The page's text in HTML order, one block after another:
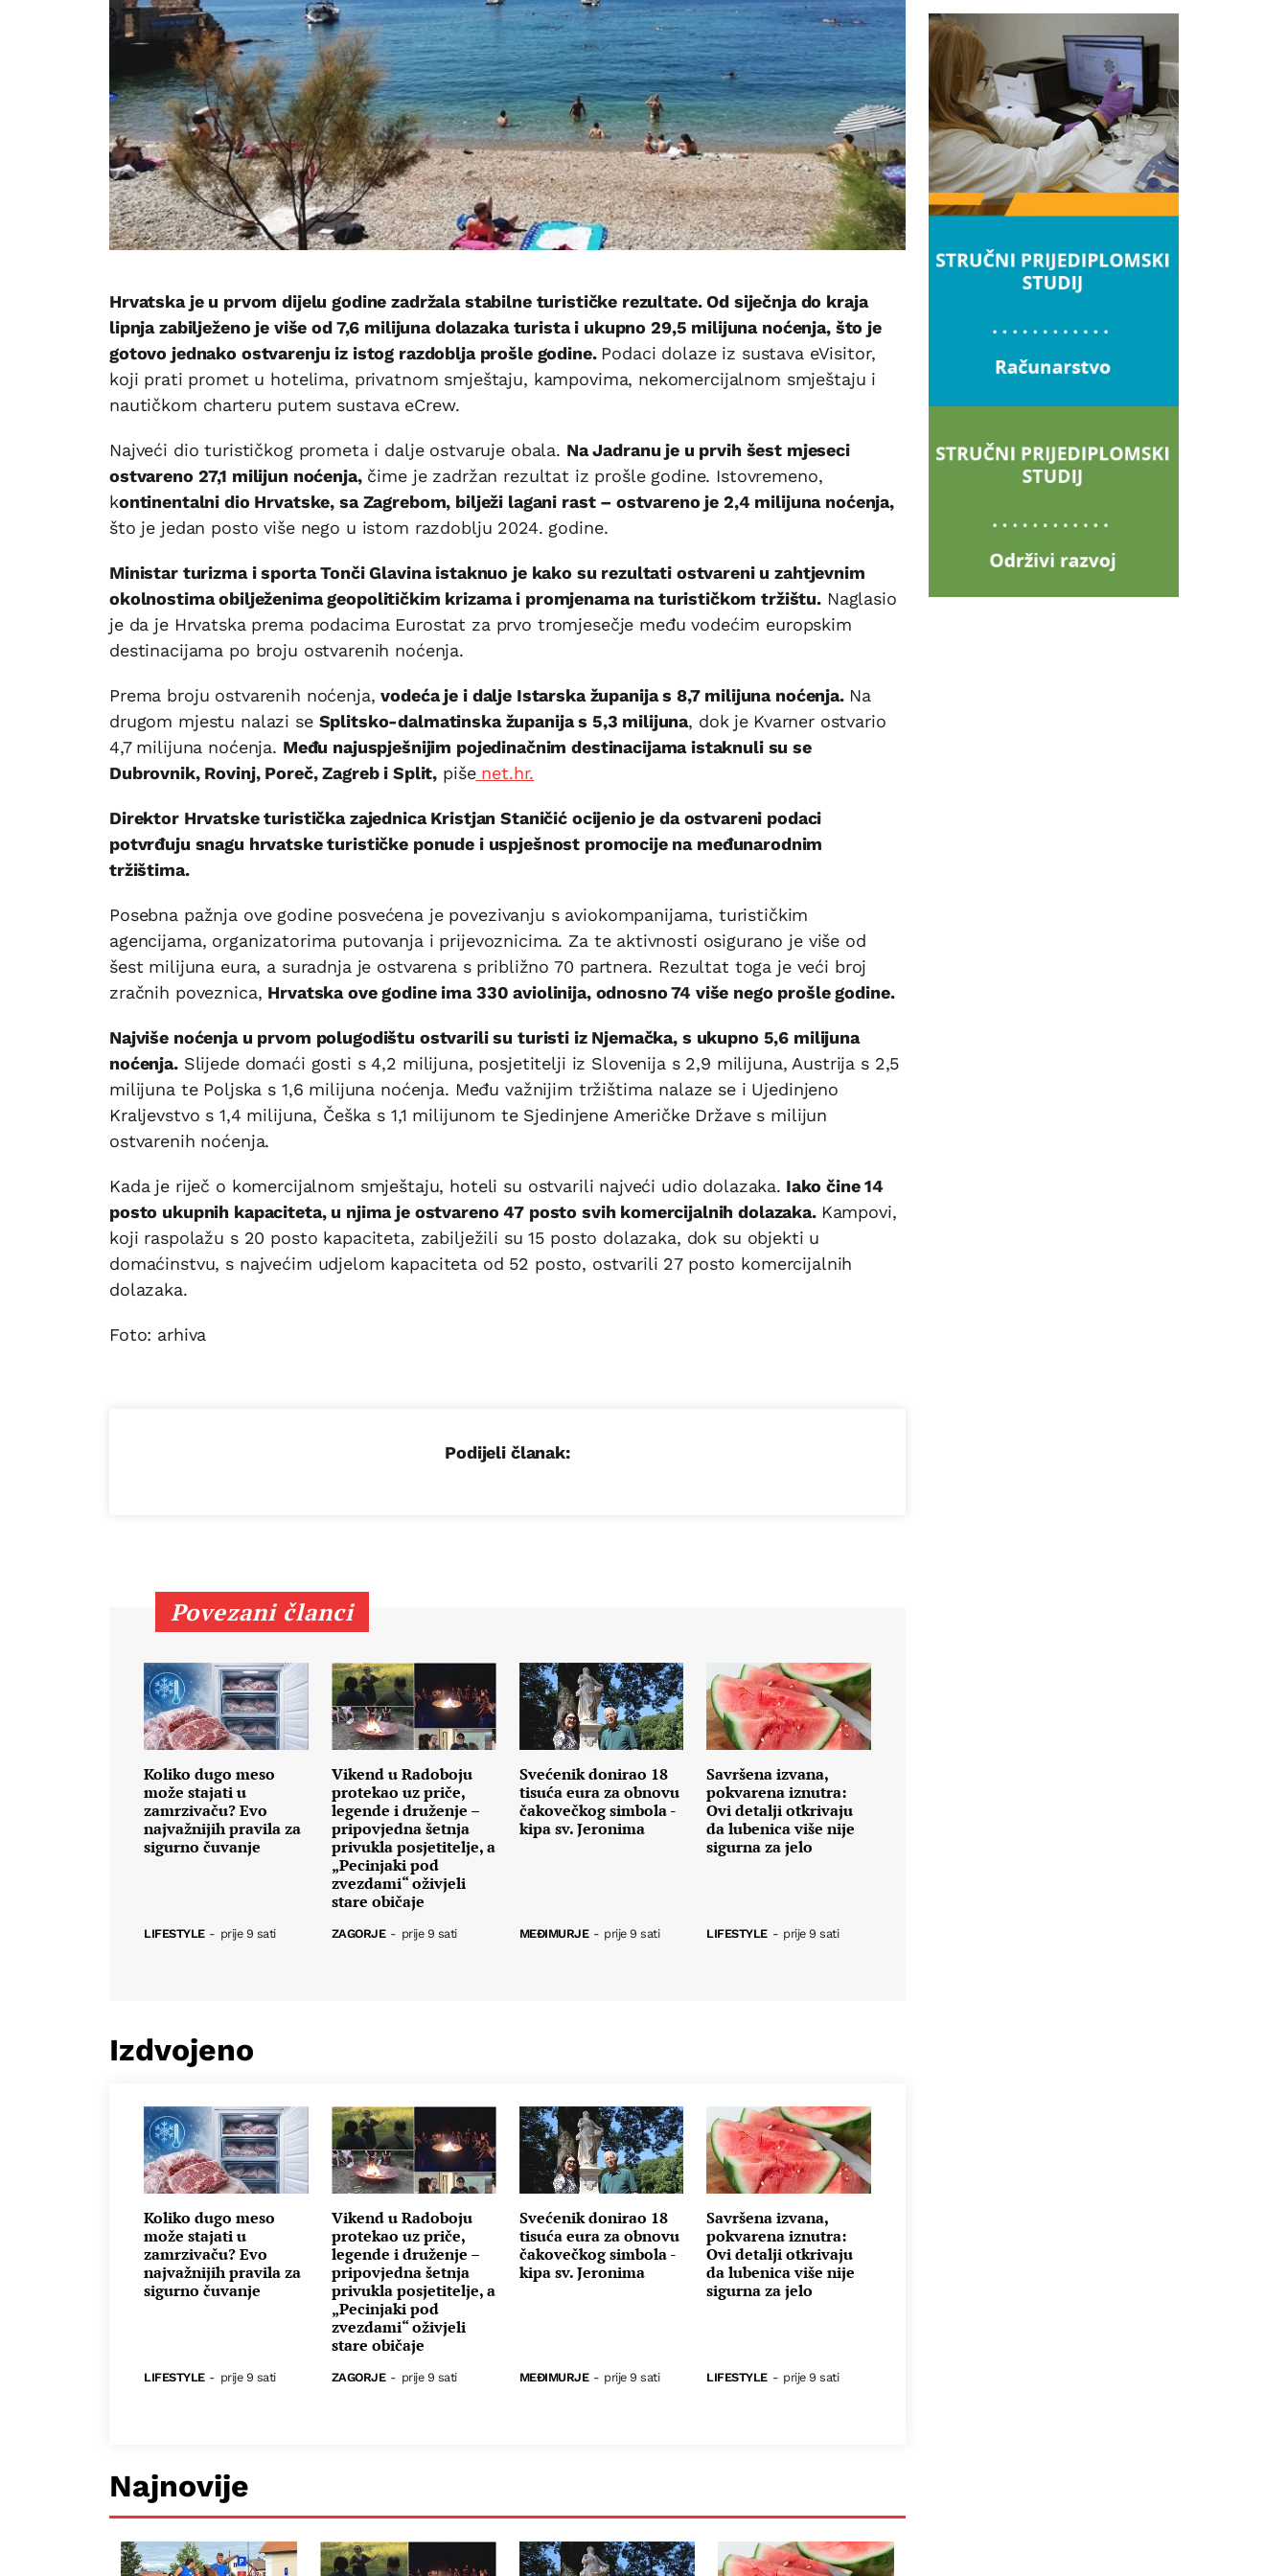
Hrvatska je u prvom dijelu godine zadržala stabilne turističke rezultate. Od siječnja do kraja
lipnja zabilježeno je više od 7,6 milijuna dolazaka turista i ukupno 29,5 milijuna noćenja, što je
gotovo jednako ostvarenju iz istog razdoblja prošle godine. Podaci dolaze iz sustava eVisitor,
koji prati promet u hotelima, privatnom smještaju, kampovima, nekomercijalnom smještaju i
nautičkom charteru putem sustava eCrew.
Najveći dio turističkog prometa i dalje ostvaruje obala. Na Jadranu je u prvih šest mjeseci
ostvareno 27,1 milijun noćenja,čime je zadržan rezultat iz prošle godine. Istovremeno,
kontinentalni dio Hrvatske, sa Zagrebom, bilježi lagani rast – ostvareno je 2,4 milijuna noćenja,
što je jedan posto više nego u istom razdoblju 2024. godine.
Ministar turizma i sporta Tonči Glavina istaknuo je kako su rezultati ostvareni u zahtjevnim
okolnostima obilježenima geopolitičkim krizama i promjenama na turističkom tržištu. Naglasio
je da je Hrvatska prema podacima Eurostat za prvo tromjesečje među vodećim europskim
destinacijama po broju ostvarenih noćenja.
Prema broju ostvarenih noćenja,vodeća je i dalje Istarska županija s 8,7 milijuna noćenja. Na
drugom mjestu nalazi se Splitsko-dalmatinska županija s 5,3 milijuna, dok je Kvarner ostvario
4,7 milijuna noćenja. Među najuspješnijim pojedinačnim destinacijama istaknuli su se
Dubrovnik, Rovinj, Poreč, Zagreb i Split, pišenet.hr.
Direktor Hrvatske turistička zajednica Kristjan Staničić ocijenio je da ostvareni podaci
potvrđuju snagu hrvatske turističke ponude i uspješnost promocije na međunarodnim
tržištima.
Posebna pažnja ove godine posvećena je povezivanju s aviokompanijama, turističkim
agencijama, organizatorima putovanja i prijevoznicima. Za te aktivnosti osigurano je više od
šest milijuna eura, a suradnja je ostvarena s približno 70 partnera. Rezultat toga je veći broj
zračnih poveznica, Hrvatska ove godine ima 330 aviolinija, odnosno 74 više nego prošle godine.
Najviše noćenja u prvom polugodištu ostvarili su turisti iz Njemačka, s ukupno 5,6 milijuna
noćenja.Slijede domaći gosti s 4,2 milijuna, posjetitelji iz Slovenija s 2,9 milijuna, Austrija s 2,5
milijuna te Poljska s 1,6 milijuna noćenja. Među važnijim tržištima nalaze se i Ujedinjeno
Kraljevstvo s 1,4 milijuna, Češka s 1,1 milijunom te Sjedinjene Američke Države s milijun
ostvarenih noćenja.
Kada je riječ o komercijalnom smještaju, hoteli su ostvarili najveći udio dolazaka. Iako čine 14
posto ukupnih kapaciteta, u njima je ostvareno 47 posto svih komercijalnih dolazaka. Kampovi,
koji raspolažu s 20 posto kapaciteta, zabilježili su 15 posto dolazaka, dok su objekti u
domaćinstvu, s najvećim udjelom kapaciteta od 52 posto, ostvarili 27 posto komercijalnih
dolazaka.
Foto: arhiva
Podijeli članak:
Povezani članci
Koliko dugo meso
može stajati u
zamrzivaču? Evo
najvažnijih pravila za
sigurno čuvanje
LIFESTYLE - prije 9 sati
Vikend u Radoboju
protekao uz priče,
legende i druženje –
pripovjedna šetnja
privukla posjetitelje, a
„Pecinjaki pod
zvezdami“ oživjeli
stare običaje
ZAGORJE - prije 9 sati
Svećenik donirao 18
tisuća eura za obnovu
čakovečkog simbola -
kipa sv. Jeronima
MEĐIMURJE - prije 9 sati
Savršena izvana,
pokvarena iznutra:
Ovi detalji otkrivaju
da lubenica više nije
sigurna za jelo
LIFESTYLE - prije 9 sati
Izdvojeno
Koliko dugo meso
može stajati u
zamrzivaču? Evo
najvažnijih pravila za
sigurno čuvanje
LIFESTYLE - prije 9 sati
Vikend u Radoboju
protekao uz priče,
legende i druženje –
pripovjedna šetnja
privukla posjetitelje, a
„Pecinjaki pod
zvezdami“ oživjeli
stare običaje
ZAGORJE - prije 9 sati
Svećenik donirao 18
tisuća eura za obnovu
čakovečkog simbola -
kipa sv. Jeronima
MEĐIMURJE - prije 9 sati
Savršena izvana,
pokvarena iznutra:
Ovi detalji otkrivaju
da lubenica više nije
sigurna za jelo
LIFESTYLE - prije 9 sati
Najnovije